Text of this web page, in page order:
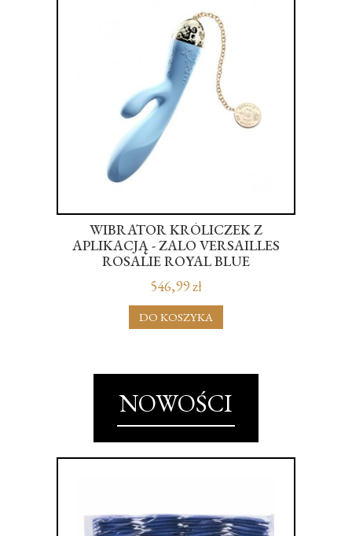
WIBRATOR KRÓLICZEK Z
APLIKACJĄ - ZALO VERSAILLES
ROSALIE ROYAL BLUE
546,99 zł
DO KOSZYKA
NOWOŚCI